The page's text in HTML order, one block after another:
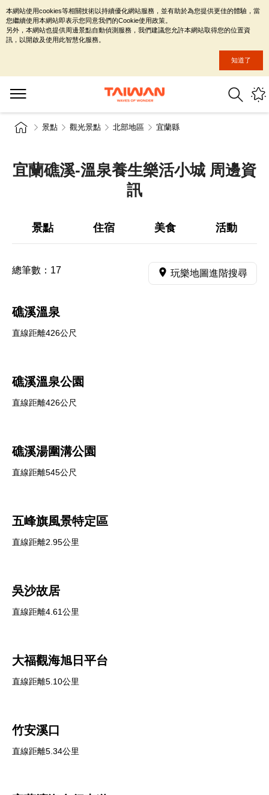
景點 觀光景點 北部地區 宜蘭縣
宜蘭礁溪-溫泉養生樂活小城 周邊資
訊
景點 住宿 美食 活動
總筆數： 17 玩樂地圖進階搜尋
礁溪溫泉
直線距離426公尺
礁溪溫泉公園
直線距離426公尺
礁溪湯圍溝公園
直線距離545公尺
五峰旗風景特定區
直線距離2.95公里
吳沙故居
直線距離4.61公里
大福觀海旭日平台
直線距離5.10公里
竹安溪口
直線距離5.34公里
本網站使用cookies等相關技術以持續優化網站服務，並有助於為您提供更佳的體驗，當
您繼續使用本網站即表示您同意我們的Cookie使用政策。
另外，本網站也提供周邊景點自動偵測服務，我們建議您允許本網站取得您的位置資
訊，以開啟及使用此智慧化服務。
知道了